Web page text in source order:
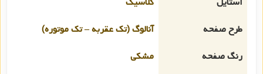
طرح صفحه
آنالوگ (تک عقربه – تک موتوره)
رنگ صفحه
مشکی